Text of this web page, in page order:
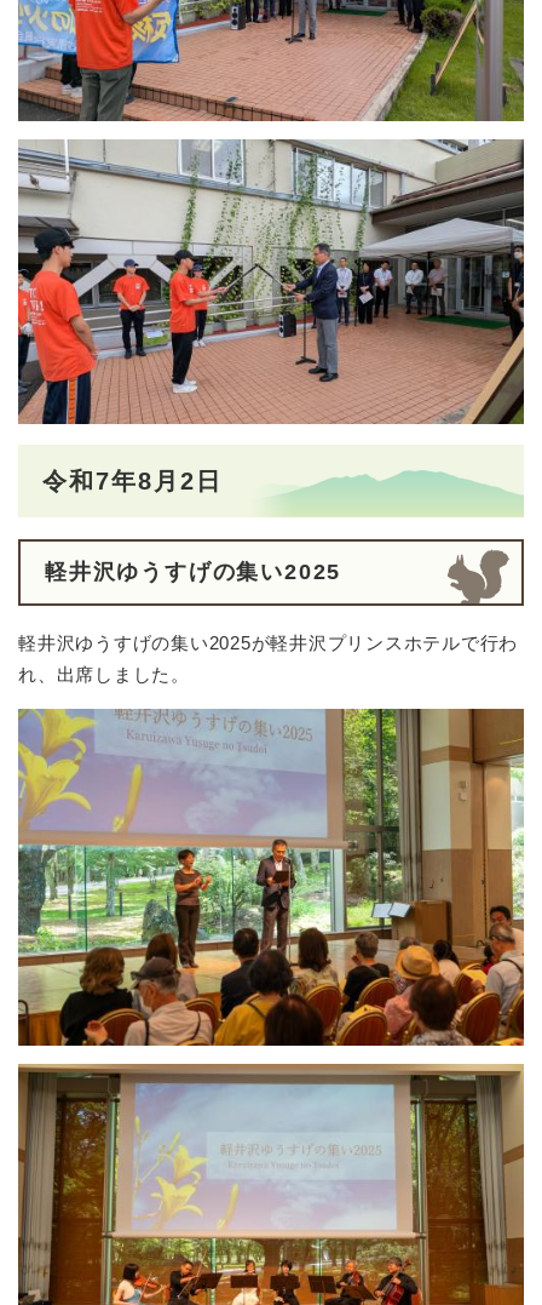
令和7年8月2日
軽井沢ゆうすげの集い2025
軽井沢ゆうすげの集い2025が軽井沢プリンスホテルで行わ
れ、出席しました。